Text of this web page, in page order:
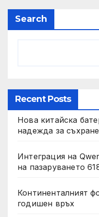
Search
Recent Posts
Нова китайска
надежда за
Интеграция на
на пазаруването
Континенталният
годишен връх